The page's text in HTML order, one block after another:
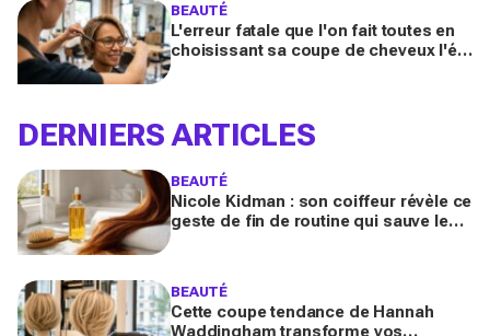
BEAUTÉ
L'erreur fatale que l'on fait toutes en
choisissant sa coupe de cheveux l'été
DERNIERS ARTICLES
BEAUTÉ
Nicole Kidman : son coiffeur révèle ce
geste de fin de routine qui sauve les
BEAUTÉ
Cette coupe tendance de Hannah
Waddingham transforme vos